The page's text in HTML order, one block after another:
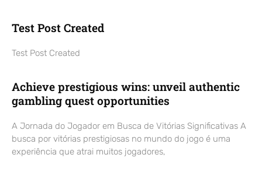
Test Post Created
Test Post Created
Achieve prestigious wins: unveil authentic
gambling quest opportunities
A Jornada do Jogador em Busca de Vitórias Significativas A
busca por vitórias prestigiosas no mundo do jogo é uma
experiência que atrai muitos jogadores,